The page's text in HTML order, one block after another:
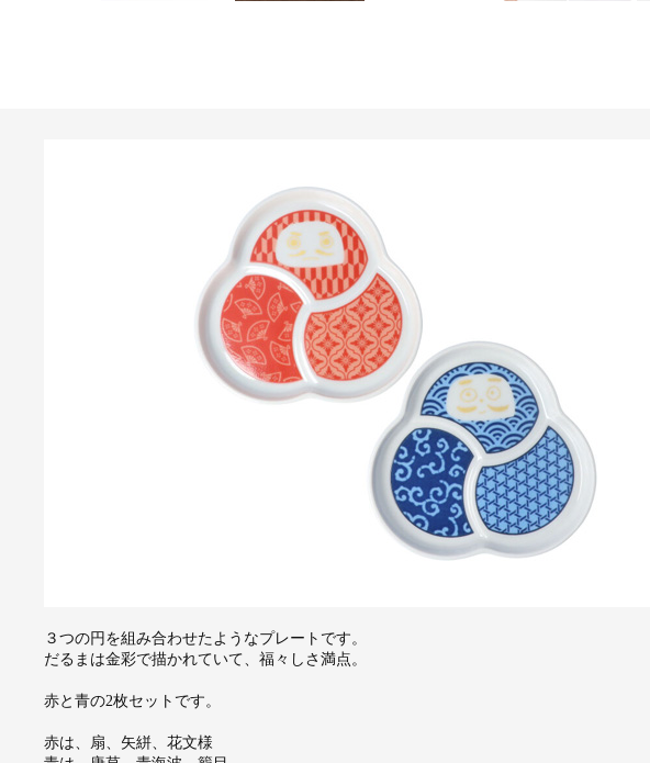
３つの円を組み合わせたようなプレートです。
だるまは金彩で描かれていて、福々しさ満点。
赤と青の2枚セットです。
赤は、扇、矢絣、花文様